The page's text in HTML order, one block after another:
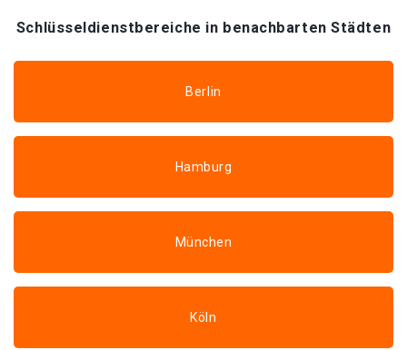
Schlüsseldienstbereiche in benachbarten Städten
Berlin
Hamburg
München
Köln